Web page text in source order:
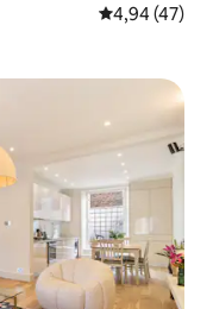
Priemerné
4,94 (47)